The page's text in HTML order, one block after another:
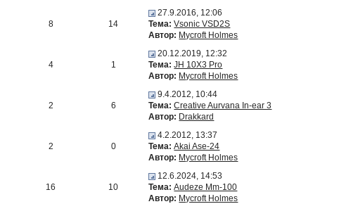
8 14
27.9.2016, 12:06
Тема: Vsonic VSD2S
Автор: Mycroft Holmes
4 1
20.12.2019, 12:32
Тема: JH 10X3 Pro
Автор: Mycroft Holmes
2 6
9.4.2012, 10:44
Тема: Creative Aurvana In-ear 3
Автор: Drakkard
2 0
4.2.2012, 13:37
Тема: Akai Ase-24
Автор: Mycroft Holmes
16 10
12.6.2024, 14:53
Тема: Audeze Mm-100
Автор: Mycroft Holmes